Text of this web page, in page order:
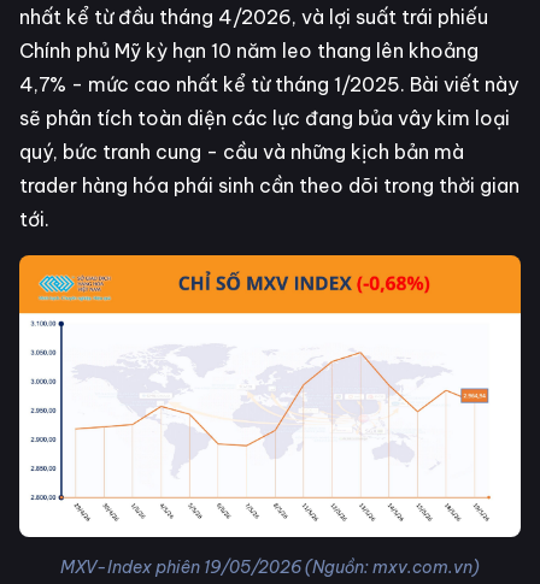
nhất kể từ đầu tháng 4/2026, và lợi suất trái phiếu
Chính phủ Mỹ kỳ hạn 10 năm leo thang lên khoảng
4,7% - mức cao nhất kể từ tháng 1/2025. Bài viết này
sẽ phân tích toàn diện các lực đang bủa vây kim loại
quý, bức tranh cung - cầu và những kịch bản mà
trader hàng hóa phái sinh cần theo dõi trong thời gian
tới.
MXV-Index phiên 19/05/2026 (Nguồn: mxv.com.vn)